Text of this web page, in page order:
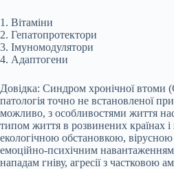
1. Вітаміни
2. Гепатопротектори
3. Імуномодулятори
4. Адаптогени
Довідка: Синдром хронічної
патологія точно не встановленої
можливо, з особливостями життя
типом життя в розвинених країнах
екологічною обстановкою,
емоційно-психічним
нападам гніву, агресії з частковою